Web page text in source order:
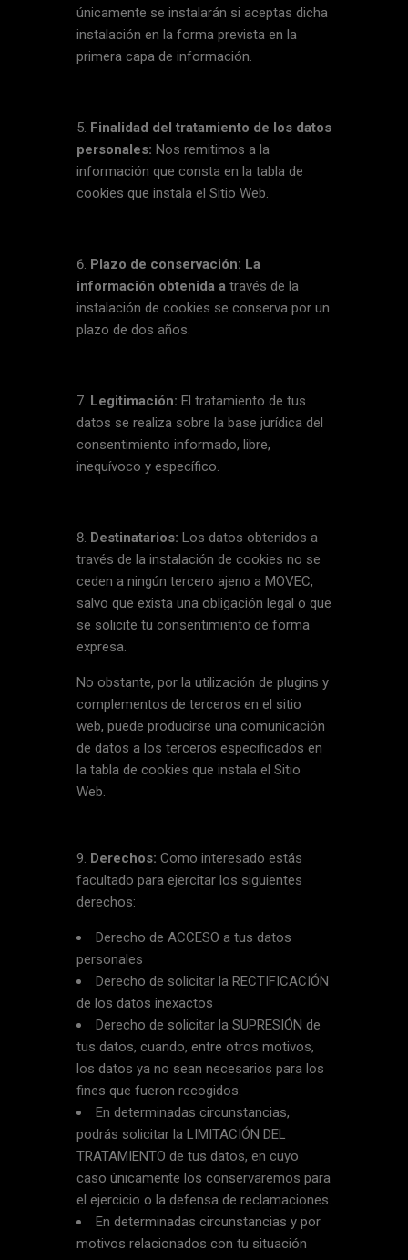
únicamente se instalarán si aceptas dicha
instalación en la forma prevista en la
primera capa de información.
Finalidad del tratamiento de los datos
personales: Nos remitimos a la
información que consta en la tabla de
cookies que instala el Sitio Web.
Plazo de conservación: La
información obtenida a través de la
instalación de cookies se conserva por un
plazo de dos años.
Legitimación: El tratamiento de tus
datos se realiza sobre la base jurídica del
consentimiento informado, libre,
inequívoco y específico.
Destinatarios: Los datos obtenidos a
través de la instalación de cookies no se
ceden a ningún tercero ajeno a MOVEC,
salvo que exista una obligación legal o que
se solicite tu consentimiento de forma
expresa.
No obstante, por la utilización de plugins y
complementos de terceros en el sitio
web, puede producirse una comunicación
de datos a los terceros especificados en
la tabla de cookies que instala el Sitio
Web.
Derechos: Como interesado estás
facultado para ejercitar los siguientes
derechos:
Derecho de ACCESO a tus datos
personales
Derecho de solicitar la RECTIFICACIÓN
de los datos inexactos
Derecho de solicitar la SUPRESIÓN de
tus datos, cuando, entre otros motivos,
los datos ya no sean necesarios para los
fines que fueron recogidos.
En determinadas circunstancias,
podrás solicitar la LIMITACIÓN DEL
TRATAMIENTO de tus datos, en cuyo
caso únicamente los conservaremos para
el ejercicio o la defensa de reclamaciones.
En determinadas circunstancias y por
motivos relacionados con tu situación